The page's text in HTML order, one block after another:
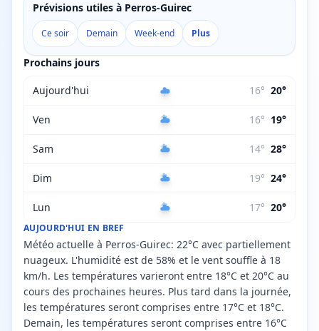
AUJOURD'HUI EN BREF
Météo actuelle à Perros-Guirec: 22°C avec partiellement
nuageux. L'humidité est de 58% et le vent souffle à 18
km/h. Les températures varieront entre 18°C et 20°C au
cours des prochaines heures. Plus tard dans la journée,
les températures seront comprises entre 17°C et 18°C.
Demain, les températures seront comprises entre 16°C
Prévisions utiles à Perros-Guirec
Ce soir Demain Week-end Plus
Prochains jours
Aujourd'hui 16° 20°
Ven 16° 19°
Sam 14° 28°
Dim 19° 24°
Lun 17° 20°